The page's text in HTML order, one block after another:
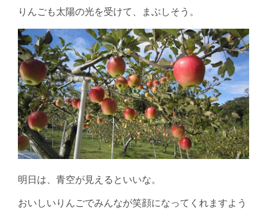
りんごも太陽の光を受けて、まぶしそう。
明日は、青空が見えるといいな。
おいしいりんごでみんなが笑顔になってくれますよう